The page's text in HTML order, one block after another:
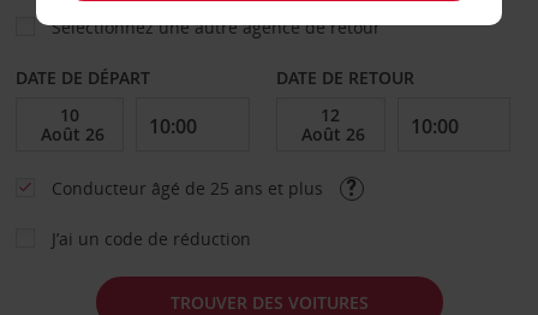
Sélectionnez une autre agence de retour
DATE DE DÉPART DATE DE RETOUR
Conducteur âgé de 25 ans et plus
J’ai un code de réduction
TROUVER DES VOITURES